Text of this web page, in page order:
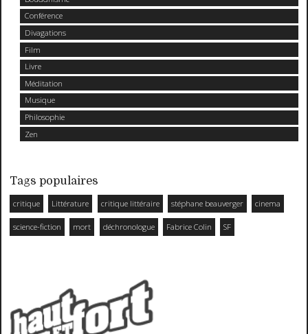
Conférence
Divagations
Film
Livre
Méditation
Musique
Philosophie
Zen
Tags populaires
critique Littérature critique littéraire stéphane beauverger cinema
science-fiction mort déchronologue Fabrice Colin SF